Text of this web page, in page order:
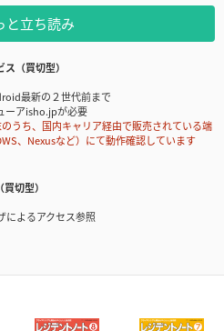
と立ち読み
（買切型）
最新の２世代前まで
ーアisho.jpが必要
ち、国内キャリア経由で販売されている端
、Nexusなど）にて動作確認しています
切型）
によるアクセス参照